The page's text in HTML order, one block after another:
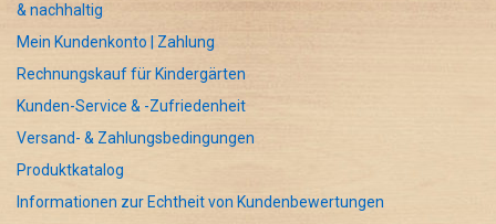
& nachhaltig
Mein Kundenkonto | Zahlung
Rechnungskauf für Kindergärten
Kunden-Service & -Zufriedenheit
Versand- & Zahlungsbedingungen
Produktkatalog
Informationen zur Echtheit von Kundenbewertungen